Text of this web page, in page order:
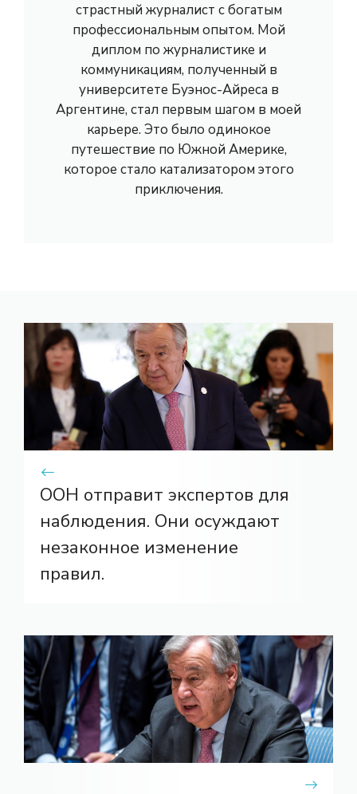
страстный журналист с богатым
профессиональным опытом. Мой
диплом по журналистике и
коммуникациям, полученный в
университете Буэнос-Айреса в
Аргентине, стал первым шагом в моей
карьере. Это было одинокое
путешествие по Южной Америке,
которое стало катализатором этого
приключения.
ООН отправит экспертов для
наблюдения. Они осуждают
незаконное изменение
правил.